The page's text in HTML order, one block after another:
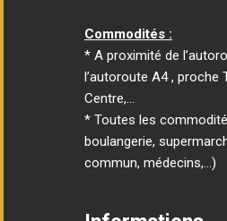
Commodités :
* A proximité de
l’autoroute A4 , proche
Centre,…
* Toutes les
boulangerie,
commun, médecins,…)